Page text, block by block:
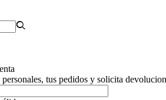
personales, tus pedidos y solicita